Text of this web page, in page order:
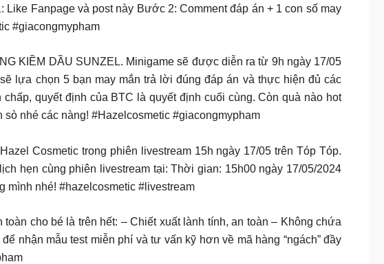
Fanpage và post này Bước 2: Comment đáp án + 1 con số may
#giacongmypham
KIỀM DẦU SUNZEL. Minigame sẽ được diễn ra từ 9h ngày 17/05
lựa chọn 5 bạn may mắn trả lời đúng đáp án và thực hiện đủ các
quyết định của BTC là quyết định cuối cùng. Còn quà nào hot
nhé các nàng! #Hazelcosmetic #giacongmypham
Cosmetic trong phiên livestream 15h ngày 17/05 trên Tóp Tóp.
hẹn cùng phiên livestream tại: Thời gian: 15h00 ngày 17/05/2024
mình nhé! #hazelcosmetic #livestream
cho bé là trên hết: – Chiết xuất lành tính, an toàn – Không chứa
nhận mẫu test miễn phí và tư vấn kỹ hơn về mã hàng “ngách” đầy